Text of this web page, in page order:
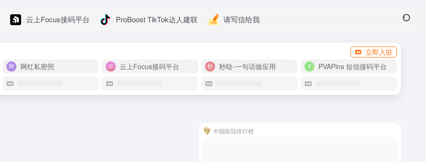
云上Focus接码平台 ProBoost TikTok达人建联 请写信给我
立即入驻
网红私密照 云上Focus接码平台 秒哒-一句话做应用
PVAPins 短信接码平台
中国医院排行榜